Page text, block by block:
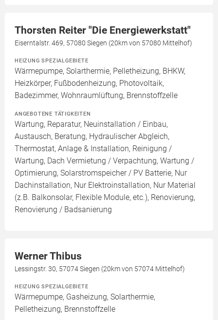
Thorsten Reiter "Die Energiewerkstatt"
Eiserntalstr. 469, 57080 Siegen (20km von 57080 Mittelhof)
HEIZUNG SPEZIALGEBIETE
Wärmepumpe, Solarthermie, Pelletheizung, BHKW,
Heizkörper, Fußbodenheizung, Photovoltaik,
Badezimmer, Wohnraumlüftung, Brennstoffzelle
ANGEBOTENE TÄTIGKEITEN
Wartung, Reparatur, Neuinstallation / Einbau,
Austausch, Beratung, Hydraulischer Abgleich,
Thermostat, Anlage & Installation, Reinigung /
Wartung, Dach Vermietung / Verpachtung, Wartung /
Optimierung, Solarstromspeicher / PV Batterie, Nur
Dachinstallation, Nur Elektroinstallation, Nur Material
(z.B. Balkonsolar, Flexible Module, etc.), Renovierung,
Renovierung / Badsanierung
Werner Thibus
Lessingstr. 30, 57074 Siegen (20km von 57074 Mittelhof)
HEIZUNG SPEZIALGEBIETE
Wärmepumpe, Gasheizung, Solarthermie,
Pelletheizung, Brennstoffzelle